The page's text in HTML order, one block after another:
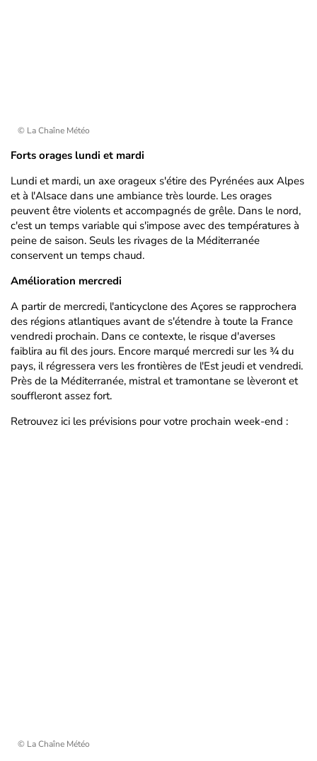
© La Chaîne Météo
Forts orages lundi et mardi
Lundi et mardi, un axe orageux s'étire des Pyrénées aux Alpes
et à l'Alsace dans une ambiance très lourde. Les orages
peuvent être violents et accompagnés de grêle. Dans le nord,
c'est un temps variable qui s'impose avec des températures à
peine de saison. Seuls les rivages de la Méditerranée
conservent un temps chaud.
Amélioration mercredi
A partir de mercredi, l'anticyclone des Açores se rapprochera
des régions atlantiques avant de s'étendre à toute la France
vendredi prochain. Dans ce contexte, le risque d'averses
faiblira au fil des jours. Encore marqué mercredi sur les ¾ du
pays, il régressera vers les frontières de l'Est jeudi et vendredi.
Près de la Méditerranée, mistral et tramontane se lèveront et
souffleront assez fort.
Retrouvez ici les prévisions pour votre prochain week-end :
© La Chaîne Météo